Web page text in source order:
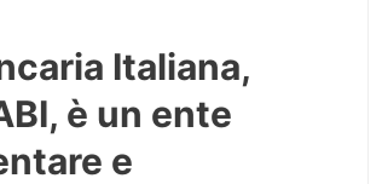
Italiana,
è un ente
e